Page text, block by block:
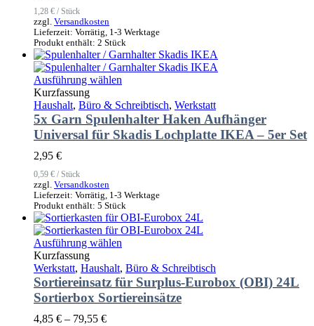
auf
der
Produktseite
gewählt
werden
1,28 € / Stück
zzgl. Versandkosten
Lieferzeit: Vorrätig, 1-3 Werktage
Produkt enthält: 2 Stück
Ausführung wählen
weist
mehrere
Varianten
auf.
auf
der
Produktseite
gewählt
werden
Kurzfassung
Haushalt, Büro & Schreibtisch, Werkstatt
5x Garn Spulenhalter Haken Aufhänger
Universal für Skadis Lochplatte IKEA – 5er Set
2,95 €
0,59 € / Stück
zzgl. Versandkosten
Lieferzeit: Vorrätig, 1-3 Werktage
Produkt enthält: 5 Stück
Ausführung wählen
weist
mehrere
Varianten
auf.
Kurzfassung
Werkstatt, Haushalt, Büro & Schreibtisch
Sortiereinsatz für Surplus-Eurobox (OBI) 24L
Sortierbox Sortiereinsätze
4,85 € – 79,55 €